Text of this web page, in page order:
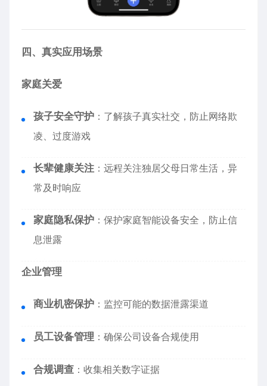
四、真实应用场景
家庭关爱
孩子安全守护 ：了解孩子真实社交，防止网络欺
凌、过度游戏
长辈健康关注 ：远程关注独居父母日常生活，异
常及时响应
家庭隐私保护 ：保护家庭智能设备安全，防止信
息泄露
企业管理
商业机密保护 ：监控可能的数据泄露渠道
员工设备管理 ：确保公司设备合规使用
合规调查 ：收集相关数字证据